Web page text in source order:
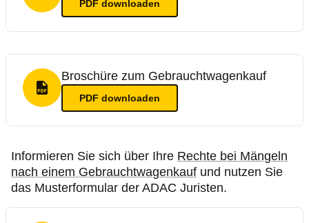
PDF downloaden
PDF Format
Broschüre zum Gebrauchtwagenkauf
PDF downloaden
Informieren Sie sich über Ihre Rechte bei Mängeln
nach einem Gebrauchtwagenkauf und nutzen Sie
das Musterformular der ADAC Juristen.